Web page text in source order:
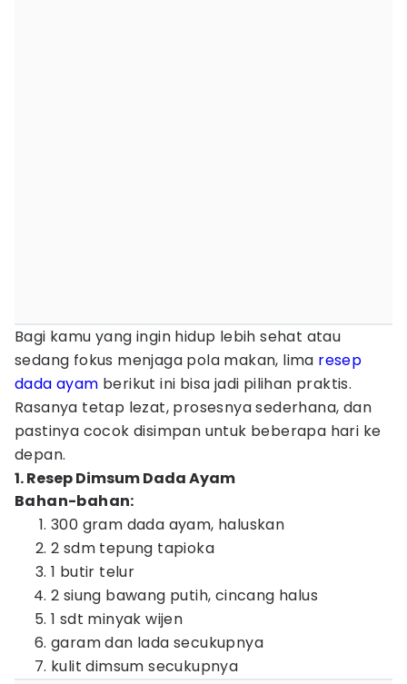
Bagi kamu yang ingin hidup lebih sehat atau
sedang fokus menjaga pola makan, lima resep
dada ayam berikut ini bisa jadi pilihan praktis.
Rasanya tetap lezat, prosesnya sederhana, dan
pastinya cocok disimpan untuk beberapa hari ke
depan.
1. Resep Dimsum Dada Ayam
Bahan-bahan:
300 gram dada ayam, haluskan
2 sdm tepung tapioka
1 butir telur
2 siung bawang putih, cincang halus
1 sdt minyak wijen
garam dan lada secukupnya
kulit dimsum secukupnya